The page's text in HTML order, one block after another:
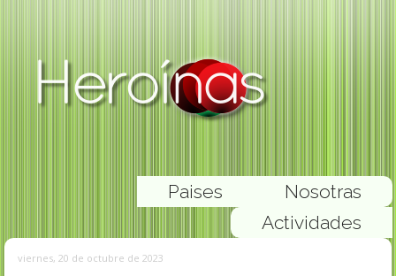
Nosotras
Paises
Actividades
viernes, 20 de octubre de 2023